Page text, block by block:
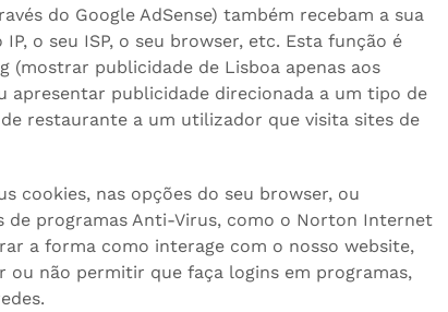
do Google AdSense) também recebam a sua
o seu ISP, o seu browser, etc. Esta função é
(mostrar publicidade de Lisboa apenas aos
apresentar publicidade direcionada a um tipo de
restaurante a um utilizador que visita sites de
cookies, nas opções do seu browser, ou
de programas Anti-Virus, como o Norton Internet
a forma como interage com o nosso website,
ou não permitir que faça logins em programas,